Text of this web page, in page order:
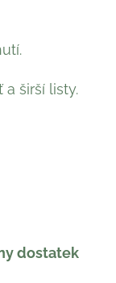
širší listy.
dostatek